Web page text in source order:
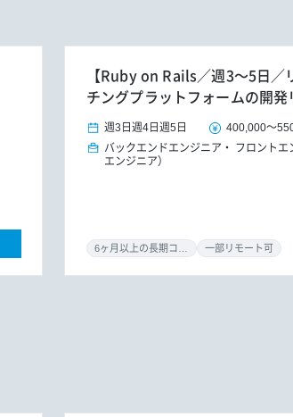
【Ruby on Rails／週3～5日
チングプラットフォームの開
週3日 週4日 週5日 400,000～
バックエンドエンジニア
フロントエ
エンジニア）
一部リモート可